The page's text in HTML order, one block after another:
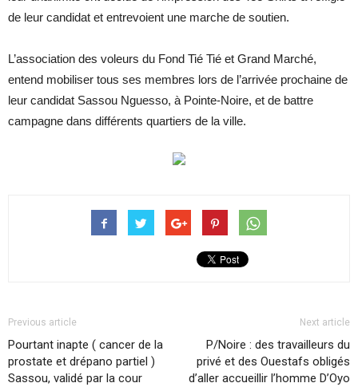
de leur candidat et entrevoient une marche de soutien.
L’association des voleurs du Fond Tié Tié et Grand Marché,
entend mobiliser tous ses membres lors de l’arrivée prochaine de
leur candidat Sassou Nguesso, à Pointe-Noire, et de battre
campagne dans différents quartiers de la ville.
Previous article
Pourtant inapte ( cancer de la
prostate et drépano partiel )
Sassou, validé par la cour
Next article
P/Noire : des travailleurs du
privé et des Ouestafs obligés
d’aller accueillir l’homme D’Oyo